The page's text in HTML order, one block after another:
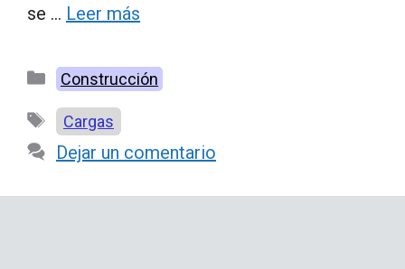
se … Leer más
Categorías
Construcción
Etiquetas
Cargas
Dejar un comentario